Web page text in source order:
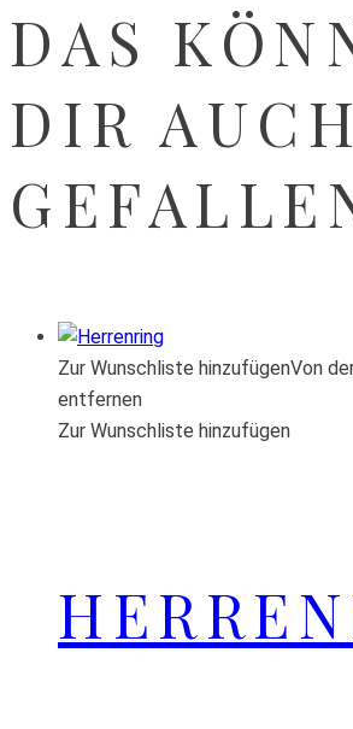
DAS
DIR AUCH
Zur Wunschliste hinzufügenVon
entfernen
Zur Wunschliste hinzufügen